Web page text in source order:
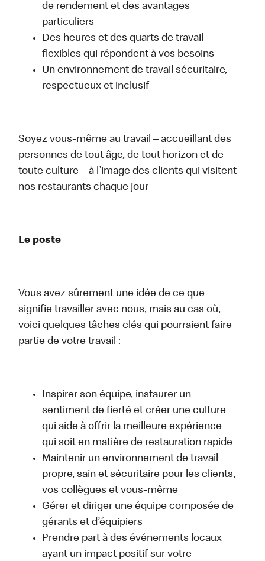
de rendement et des avantages
particuliers
Des heures et des quarts de travail
flexibles qui répondent à vos besoins
Un environnement de travail sécuritaire,
respectueux et inclusif
Soyez vous-même au travail – accueillant des
personnes de tout âge, de tout horizon et de
toute culture – à l’image des clients qui visitent
nos restaurants chaque jour
Le poste
Vous avez sûrement une idée de ce que
signifie travailler avec nous, mais au cas où,
voici quelques tâches clés qui pourraient faire
partie de votre travail :
Inspirer son équipe, instaurer un
sentiment de fierté et créer une culture
qui aide à offrir la meilleure expérience
qui soit en matière de restauration rapide
Maintenir un environnement de travail
propre, sain et sécuritaire pour les clients,
vos collègues et vous-même
Gérer et diriger une équipe composée de
gérants et d’équipiers
Prendre part à des événements locaux
ayant un impact positif sur votre